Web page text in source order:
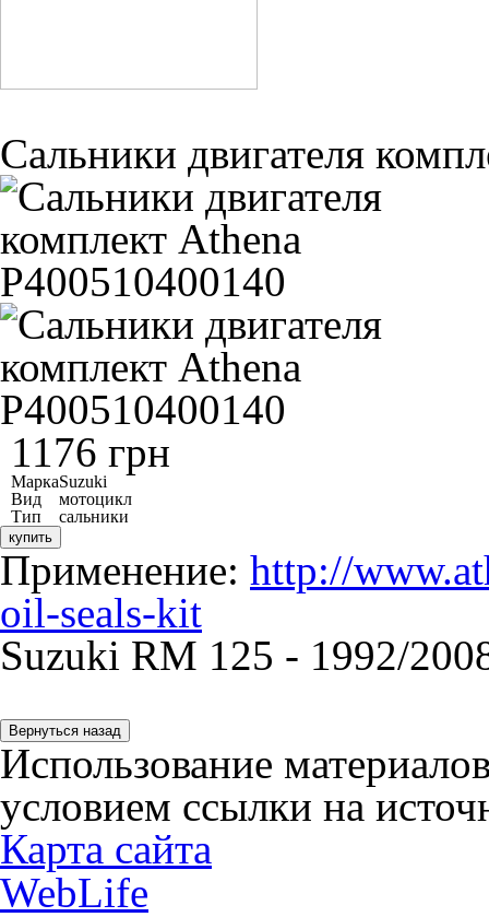
Сальники двигателя
1176 грн
МаркаSuzuki
Вид
мотоцикл
Тип
сальники
купить
Применение: http://
oil-seals-kit
Suzuki RM 125 - 1992/
Использование
условием ссылки на
Карта сайта
WebLife